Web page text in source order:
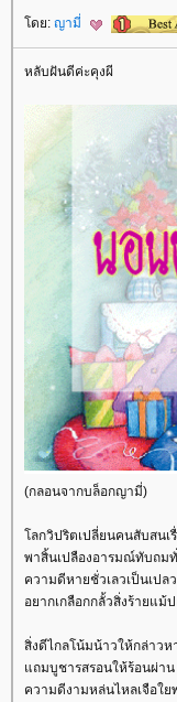
ดย: ญามี่
หลับฝันดีค่ะคุงผี
(กลอนจากบล็อกญามี่)
ลกวิปริตเปลี่ยนคนสับสนเรื่
พาสิ้นเปลืองอารมณ์ทับถม
ความดีหายชั่วเลวเป็นเปล
อยากเกลือกกลั้วสิ่งร้ายแม้
สิ่งดีไกลโน้มน้าวให้กล่าวห
ถมบูชารสรอนให้ร้อนผ่าน
ความดีงามหล่นไหลเจือใย